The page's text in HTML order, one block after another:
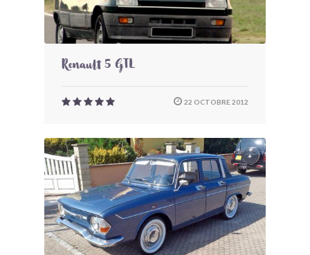
Renault 5 GTL
22 OCTOBRE 2012